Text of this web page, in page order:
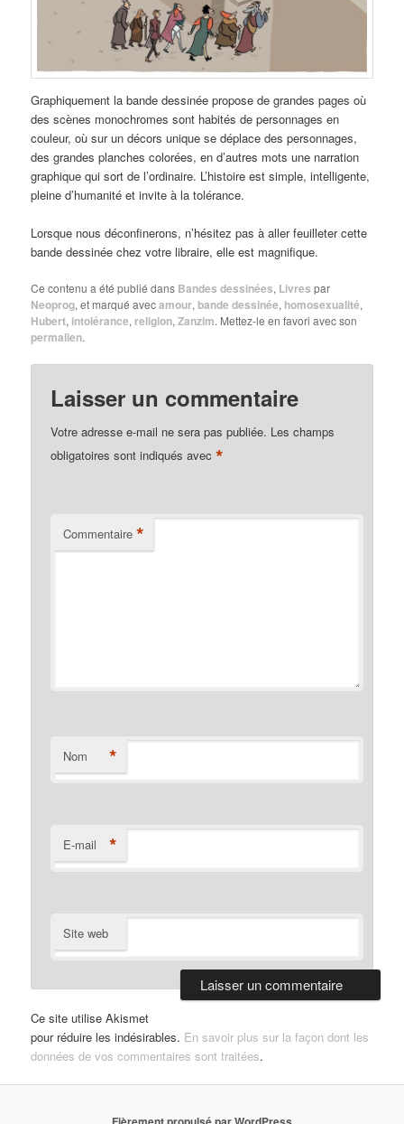
Graphiquement la bande dessinée propose de grandes pages où
des scènes monochromes sont habités de personnages en
couleur, où sur un décors unique se déplace des personnages,
des grandes planches colorées, en d’autres mots une narration
graphique qui sort de l’ordinaire. L’histoire est simple, intelligente,
pleine d’humanité et invite à la tolérance.
Lorsque nous déconfinerons, n’hésitez pas à aller feuilleter cette
bande dessinée chez votre libraire, elle est magnifique.
Ce contenu a été publié dans Bandes dessinées, Livres par
Neoprog, et marqué avecamour, bande dessinée, homosexualité,
Hubert, intolérance, religion,Zanzim. Mettez-le en favori avec son
permalien.
Laisser un commentaire
Votre adresse e-mail ne sera pas publiée. Les champs
obligatoires sont indiqués avec*
Commentaire *
Nom *
E-mail *
Site web
Ce site utilise Akismet
pour réduire les indésirables. En savoir plus sur la façon dont les
données de vos commentaires sont traitées.